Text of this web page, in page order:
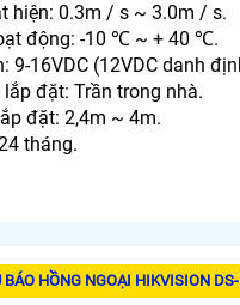
hiện: 0.3m / s ~ 3.0m / s.
động: -10 ℃ ~ + 40 ℃.
9-16VDC (12VDC danh
đặt: Trần trong nhà.
đặt: 2,4m ~ 4m.
tháng.
BÁO HỒNG NGOẠI HIKVISION